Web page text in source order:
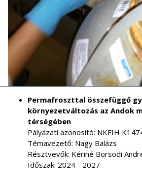
Permafroszttal összefüggő
környezetváltozás az Andok
térségében
Pályázati azonosító: NKFIH
Témavezető: Nagy Balázs
Résztvevők: Kériné Borsodi
Időszak: 2024 - 2027